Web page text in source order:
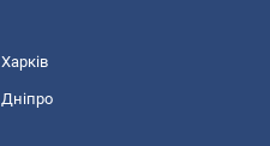
Харків
Дніпро